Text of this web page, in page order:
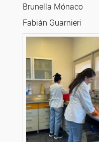
Brunella Mónaco
Fabián Guarnieri